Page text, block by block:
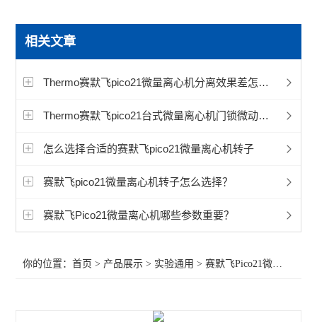
默克密理博Millicell-IQ纯水净化系统
赛默飞程控降温仪冷冻机
艾本德5702离心机
艾本德5430微量离心机
艾本德5810微量离心机
赛默飞Sorvall LYNX 6000 离心机
相关文章
Thermo赛默飞pico21微量离心机分离效果差怎么办
Thermo赛默飞pico21台式微量离心机门锁微动开关怎么修理？
怎么选择合适的赛默飞pico21微量离心机转子
赛默飞pico21微量离心机转子怎么选择？
赛默飞Pico21微量离心机哪些参数重要？
你的位置：首页 > 产品展示 > 实验通用 >赛默飞Pico21微量离心机